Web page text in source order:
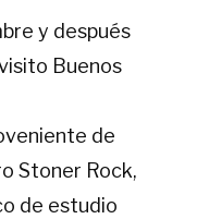
y después
Buenos
de
Stoner Rock,
de estudio